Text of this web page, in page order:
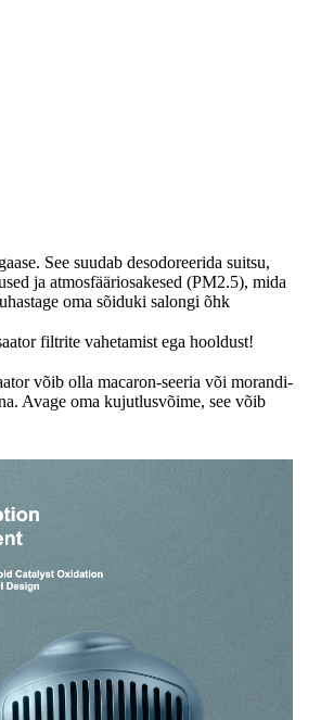
See suudab desodoreerida suitsu,
ja atmosfääriosakesed (PM2.5), mida
oma sõiduki salongi õhk
filtrite vahetamist ega hooldust!
võib olla macaron-seeria või morandi-
Avage oma kujutlusvõime, see võib